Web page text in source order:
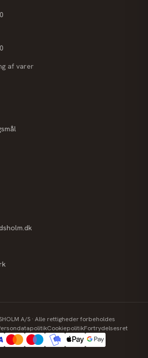
af varer
A/S · Alle rettigheder forbeholdes
CookiepolitikFortrydelsesret